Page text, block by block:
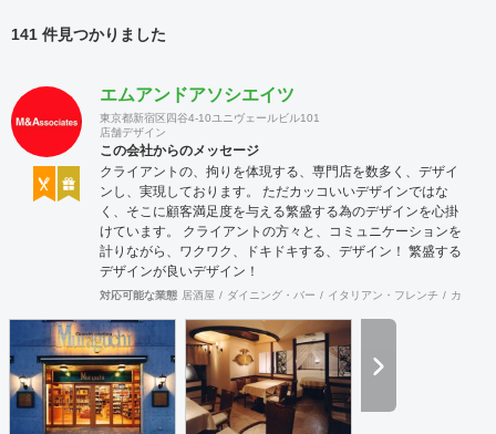
141 件見つかりました
エムアンドアソシエイツ
東京都新宿区四谷4-10ユニヴェールビル101
店舗デザイン
この会社からのメッセージ
クライアントの、拘りを体現する、専門店を数多く、デザイ
ンし、実現しております。 ただカッコいいデザインではな
く、そこに顧客満足度を与える繁盛する為のデザインを心掛
けています。 クライアントの方々と、コミュニケーションを
計りながら、ワクワク、ドキドキする、デザイン！ 繁盛する
デザインが良いデザイン！
対応可能な業態 居酒屋 ダイニング・バー イタリアン・フレンチ カフェ